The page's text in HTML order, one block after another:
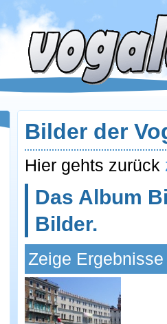
Bilder der
Hier gehts zurück
Das Album
Bilder.
Zeige